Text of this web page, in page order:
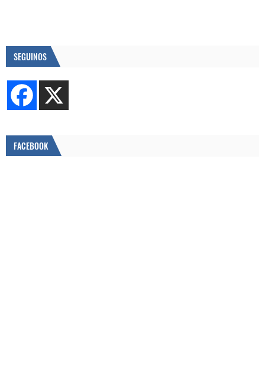
SEGUINOS
FACEBOOK